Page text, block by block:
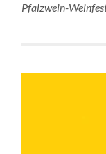
Pfalzwein-